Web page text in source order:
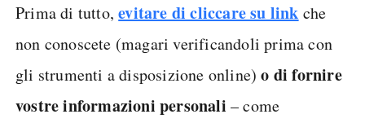
Prima di tutto,evitare di cliccare su link che
non conoscete (magari verificandoli prima con
gli strumenti a disposizione online)o di fornire
vostre informazioni personali – come